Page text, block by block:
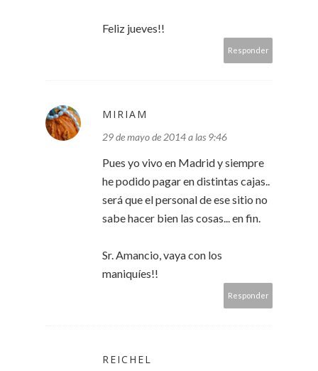
Feliz jueves!!
Responder
MIRIAM
29 de mayo de 2014 a las 9:46
Pues yo vivo en Madrid y siempre
he podido pagar en distintas cajas..
será que el personal de ese sitio no
sabe hacer bien las cosas... en fin.
Sr. Amancio, vaya con los
maniquíes!!
Responder
REICHEL